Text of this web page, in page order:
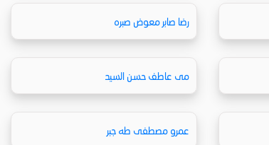
رضا صابر معوض صبره
مى عاطف حسن السيد
عمرو مصطفى طه جبر